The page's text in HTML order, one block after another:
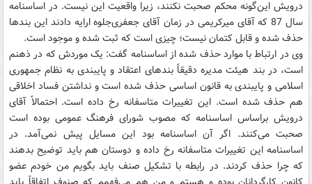
درویش این‌گونه محکم صحبت نکنند، زیرا واقعیت این نیست. در اساسنامه
سال 87 که آقای میرکریمی در زمان آقای جعفری‌جلوه ارایه دادند این بندها
حذف شده و قابل کتمان نیست؛ چیزی است که ثبت شده و موجود است.
وی در ارتباط با موارد حذف شده از اساسنامه گفت: یک موردش که در ذهنم
است، در بند هیئت مدیره دقیقاً بندهای اعتقاد و پایبندی به نظام جمهوری
اسلامی و پایبندی به قانون اساسی حذف شده است و نداشتن فساد اخلاقی
هم حذف شده است. این تغییرات متاسفانه رخ داده است. احتمالاً آقای
درویش براساس اساسنامه که مصوب شورای فرهنگ عمومی بوده است
صحبت می‌کنند. اگر آن اساسنامه بود این مسایل پیش نمی‌آمد. در
اساسنامه این تغییرات متاسفانه رخ داده و دوستان هم باید توضیح بدهند
که چرا حذف کردند. در رابطه با تشکیل صنف باید بگویم من خودم عضو